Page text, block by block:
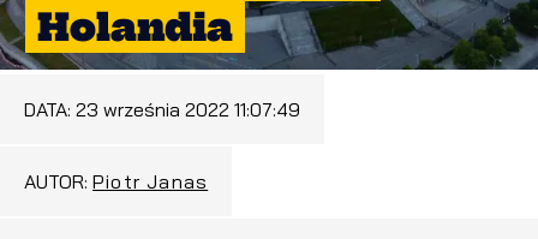
Holandia
DATA: 23 września 2022 11:07:49
AUTOR: Piotr Janas